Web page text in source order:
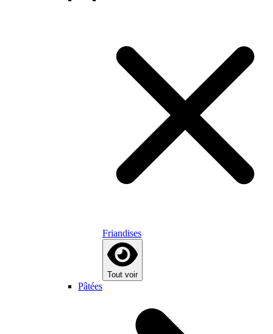
Friandises
Tout voir
Pâtées